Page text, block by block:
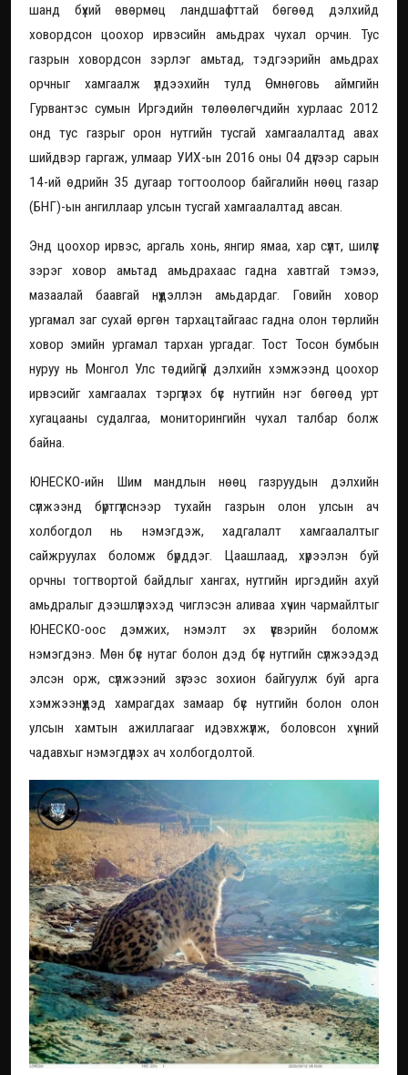
шанд бүхий өвөрмөц ландшафттай бөгөөд дэлхийд
ховордсон цоохор ирвэсийн амьдрах чухал орчин. Тус
газрын ховордсон зэрлэг амьтад, тэдгээрийн амьдрах
орчныг хамгаалж үлдээхийн тулд Өмнөговь аймгийн
Гурвантэс сумын Иргэдийн төлөөлөгчдийн хурлаас 2012
онд тус газрыг орон нутгийн тусгай хамгаалалтад авах
шийдвэр гаргаж, улмаар УИХ-ын 2016 оны 04 дүгээр сарын
14-ий өдрийн 35 дугаар тогтоолоор байгалийн нөөц газар
(БНГ)-ын ангиллаар улсын тусгай хамгаалалтад авсан.
Энд цоохор ирвэс, аргаль хонь, янгир ямаа, хар сүүлт, шилүүс
зэрэг ховор амьтад амьдрахаас гадна хавтгай тэмээ,
мазаалай баавгай нүүдэллэн амьдардаг. Говийн ховор
ургамал заг сухай өргөн тархацтайгаас гадна олон төрлийн
ховор эмийн ургамал тархан ургадаг. Тост Тосон бумбын
нуруу нь Монгол Улс төдийгүй дэлхийн хэмжээнд цоохор
ирвэсийг хамгаалах тэргүүлэх бүс нутгийн нэг бөгөөд урт
хугацааны судалгаа, мониторингийн чухал талбар болж
байна.
ЮНЕСКО-ийн Шим мандлын нөөц газруудын дэлхийн
сүлжээнд бүртгүүлснээр тухайн газрын олон улсын ач
холбогдол нь нэмэгдэж, хадгалалт хамгаалалтыг
сайжруулах боломж бүрддэг. Цаашлаад, хүрээлэн буй
орчны тогтвортой байдлыг хангах, нутгийн иргэдийн ахуй
амьдралыг дээшлүүлэхэд чиглэсэн аливаа хүчин чармайлтыг
ЮНЕСКО-оос дэмжих, нэмэлт эх үүсвэрийн боломж
нэмэгдэнэ. Мөн бүс нутаг болон дэд бүс нутгийн сүлжээдэд
элсэн орж, сүлжээний зүгээс зохион байгуулж буй арга
хэмжээнүүдэд хамрагдах замаар бүс нутгийн болон олон
улсын хамтын ажиллагааг идэвхжүүлж, боловсон хүчний
чадавхыг нэмэгдүүлэх ач холбогдолтой.